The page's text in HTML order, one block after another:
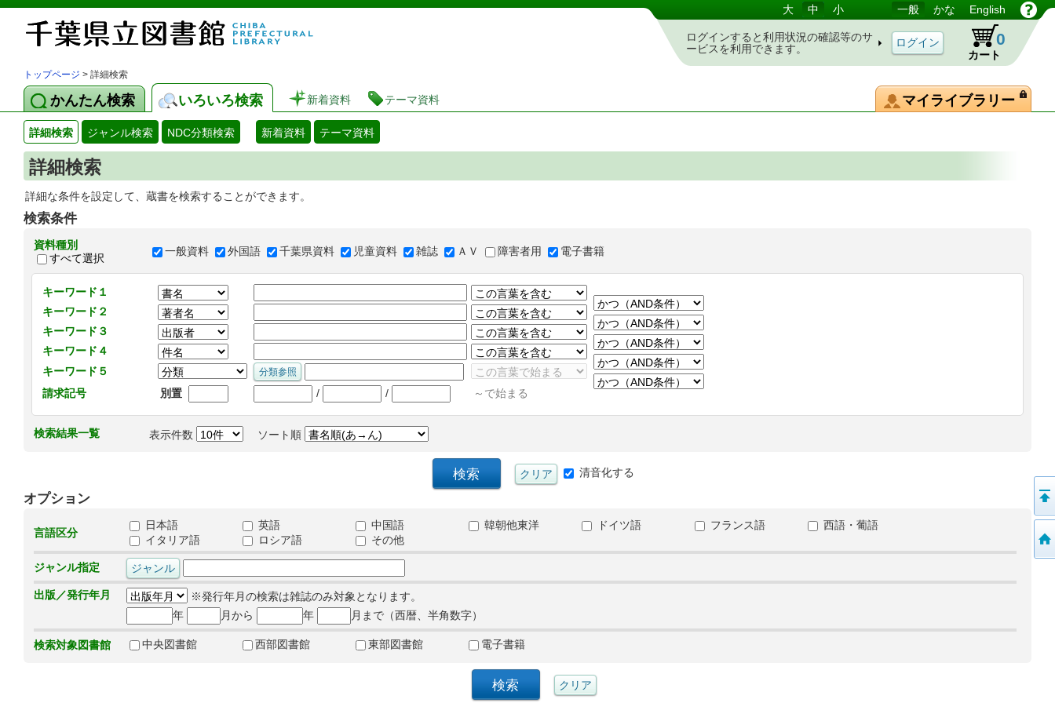
図書館 蔵書検索・予約システム 大 中 小 一般 かな English
ログインすると利用状況の確認等のサ
ービスを利用できます。
カート
0
トップページ > 詳細検索
かんたん検索 いろいろ検索 新着資料 テーマ資料 マイライブラリー
詳細検索 ジャンル検索 NDC分類検索 新着資料 テーマ資料
詳細検索
詳細な条件を設定して、蔵書を検索することができます。
検索条件
資料種別
すべて選択
一般資料 外国語 千葉県資料 児童資料 雑誌 ＡＶ 障害者用 電子書籍
キーワード１
キーワード２
キーワード３
キーワード４
キーワード５
請求記号
別置 / / ～で始まる
検索結果一覧 表示件数 ソート順
清音化する
オプション
言語区分
日本語 英語 中国語 韓朝他東洋 ドイツ語 フランス語
西語・葡語
イタリア語
ロシア語 その他
ジャンル指定
出版／発行年月
※発行年月の検索は雑誌のみ対象となります。
年
月から 年 月まで（西暦、半角数字）
検索対象図書館 中央図書館 西部図書館 東部図書館 電子書籍